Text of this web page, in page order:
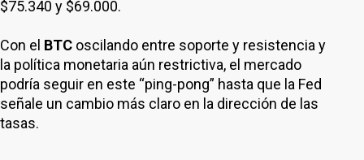
$75.340 y $69.000.
Con el BTC oscilando entre soporte y resistencia y
la política monetaria aún restrictiva, el mercado
podría seguir en este “ping-pong” hasta que la Fed
señale un cambio más claro en la dirección de las
tasas.